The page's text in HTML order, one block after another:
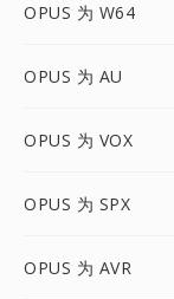
OPUS 为 W64
OPUS 为 AU
OPUS 为 VOX
OPUS 为 SPX
OPUS 为 AVR